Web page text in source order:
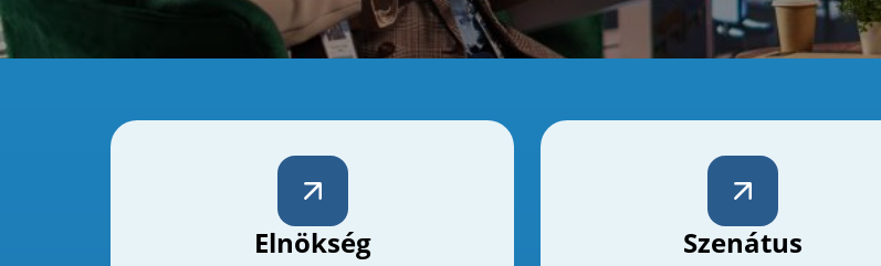
Elnökség Szenátus